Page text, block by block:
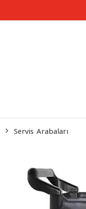
Servis Arabaları